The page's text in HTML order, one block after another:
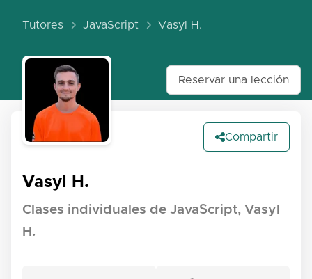
Tutores JavaScript Vasyl H.
Reservar una lección
Compartir
Vasyl H.
Clases individuales de JavaScript, Vasyl
H.